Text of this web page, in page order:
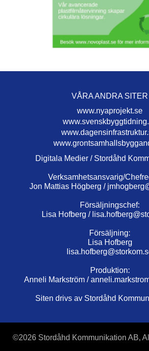
VÅRA ANDRA SITER
www.nyaprojekt.se
Digitala Medier / Stordåhd
Verksamhetsansvarig/
Jon Mattias Högberg /
Försäljningschef:
Lisa Hofberg /
Försäljning:
Lisa Hofberg
Produktion:
Anneli Markström /
Siten drivs av Stordåhd
©2026 Stordåhd Kommunikation AB,